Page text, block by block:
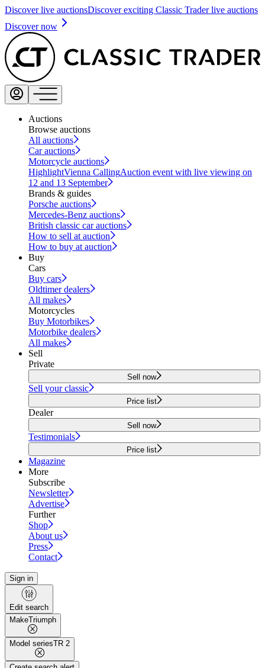
Discover live auctionsDiscover exciting Classic Trader live auctions
Discover now
Auctions
Browse auctions
All auctions
Car auctions
Motorcycle auctions
HighlightVienna CallingAuction event with live viewing on
12 and 13 September
Brands & guides
Porsche auctions
Mercedes-Benz auctions
British classic car auctions
How to sell at auction
How to buy at auction
Buy
Cars
Buy cars
Oldtimer dealers
All makes
Motorcycles
Buy Motorbikes
Motorbike dealers
All makes
Sell
Private
Sell now
Sell your classic
Price list
Dealer
Sell now
Testimonials
Price list
Magazine
More
Subscribe
Newsletter
Advertise
Further
Shop
About us
Press
Contact
Sign in
Edit search
MakeTriumph
Model seriesTR 2